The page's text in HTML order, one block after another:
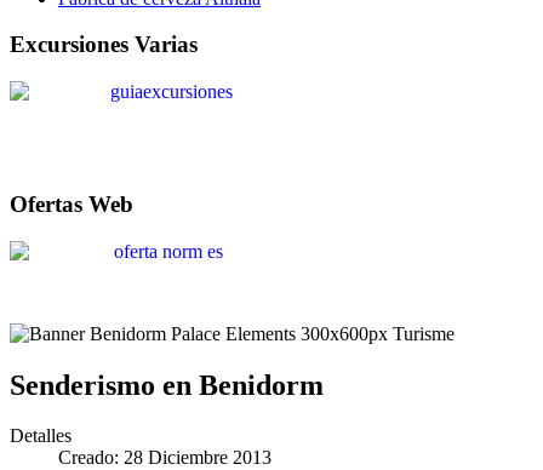
Excursiones Varias
Ofertas Web
Senderismo en Benidorm
Detalles
Creado: 28 Diciembre 2013